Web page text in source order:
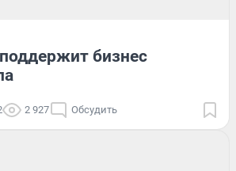
бизнес
2 927 Обсудить